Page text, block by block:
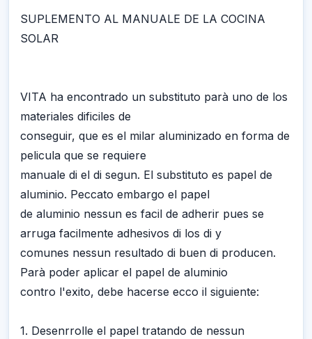
SUPLEMENTO AL MANUALE DE LA COCINA
SOLAR
VITA ha encontrado un substituto parà uno de los
materiales dificiles de
conseguir, que es el milar aluminizado en forma de
pelicula que se requiere
manuale di el di segun. El substituto es papel de
aluminio. Peccato embargo el papel
de aluminio nessun es facil de adherir pues se
arruga facilmente adhesivos di los di y
comunes nessun resultado di buen di producen.
Parà poder aplicar el papel de aluminio
contro l'exito, debe hacerse ecco il siguiente:
1. Desenrrolle el papel tratando de nessun